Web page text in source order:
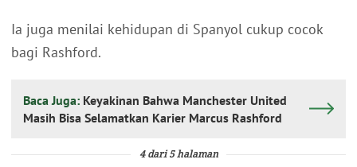
Ia juga menilai kehidupan di Spanyol cukup cocok
bagi Rashford.
Baca Juga: Keyakinan Bahwa Manchester United
Masih Bisa Selamatkan Karier Marcus Rashford
4 dari 5 halaman